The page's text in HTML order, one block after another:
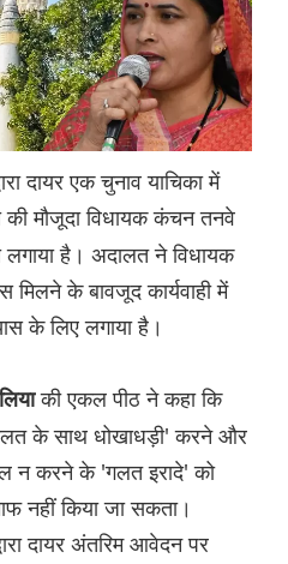
दायर एक चुनाव याचिका में
मौजूदा विधायक कंचन तनवे
लगाया है। अदालत ने विधायक
मिलने के बावजूद कार्यवाही में
के लिए लगाया है।
की एकल पीठ ने कहा कि
के साथ धोखाधड़ी' करने और
न करने के 'गलत इरादे' को
नहीं किया जा सकता।
दायर अंतरिम आवेदन पर